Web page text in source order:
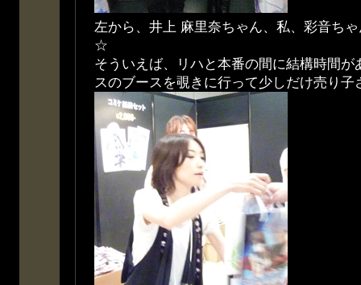
左から、井上 麻里奈ちゃん、私、彩音ち
☆
そういえば、リハと本番の間に結構時間が
スのブースを覗きに行って少しだけ売り子